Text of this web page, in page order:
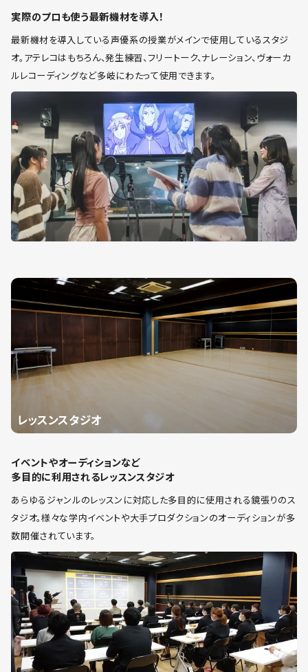
実際のプロも使う最新機材を導入！
最新機材を導入している声優系の授業がメインで使用しているスタジ
オ。アテレコはもちろん、発生練習、フリートーク、ナレーション、ヴォーカ
ルレコーディングなど多岐にわたって使用できます。
レッスンスタジオ
イベントやオーディションなど
多目的に利用されるレッスンスタジオ
あらゆるジャンルのレッスンに対応した多目的に使用される鏡張りのス
タジオ。様々な学内イベントや大手プロダクションのオーディションが多
数開催されています。